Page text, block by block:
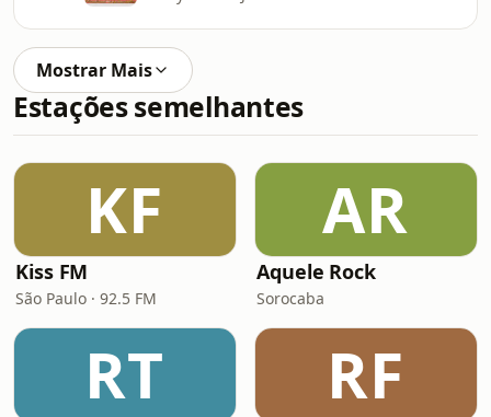
Mostrar Mais
Estações semelhantes
KF
Kiss FM
São Paulo · 92.5 FM
AR
Aquele Rock
Sorocaba
RT RF